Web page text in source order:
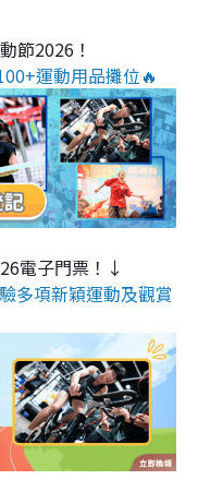
節2026！
運動用品攤位🔥
電子門票！↓
多項新穎運動及觀賞